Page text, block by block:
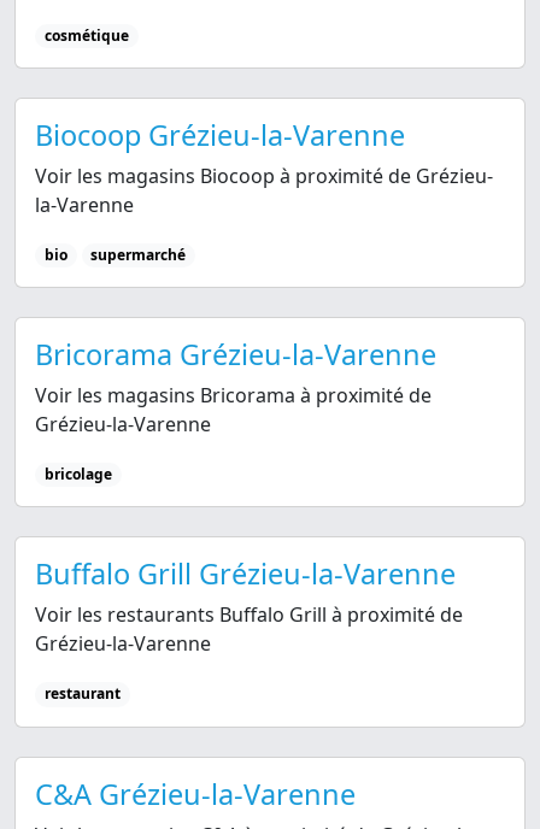
cosmétique
Biocoop Grézieu-la-Varenne
Voir les magasins Biocoop à proximité de Grézieu-
la-Varenne
bio supermarché
Bricorama Grézieu-la-Varenne
Voir les magasins Bricorama à proximité de
Grézieu-la-Varenne
bricolage
Buffalo Grill Grézieu-la-Varenne
Voir les restaurants Buffalo Grill à proximité de
Grézieu-la-Varenne
restaurant
C&A Grézieu-la-Varenne